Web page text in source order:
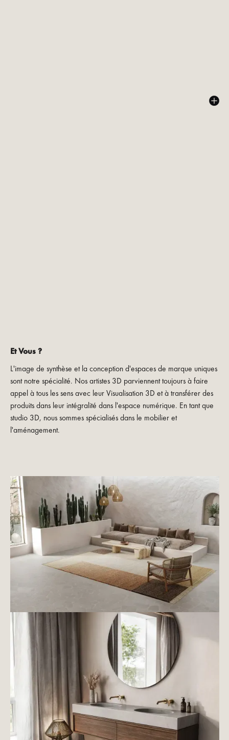
Et Vous ?
L'image de synthèse et la conception d'espaces de marque uniques
sont notre spécialité. Nos artistes 3D parviennent toujours à faire
appel à tous les sens avec leur Visualisation 3D et à transférer des
produits dans leur intégralité dans l'espace numérique. En tant que
studio 3D, nous sommes spécialisés dans le mobilier et
l'aménagement.